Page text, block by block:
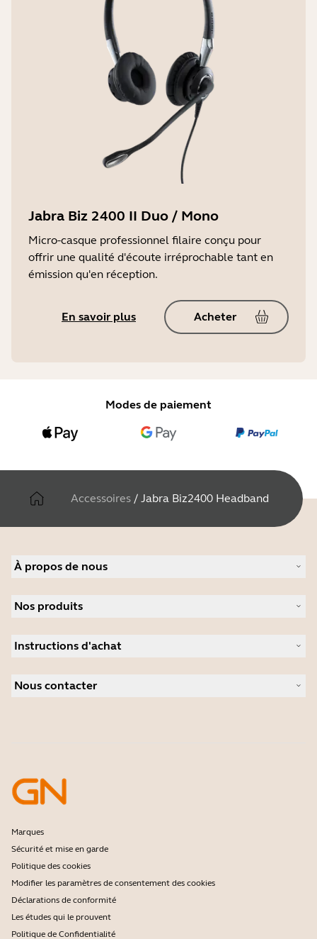
Jabra Biz 2400 II Duo / Mono
Micro-casque professionnel filaire conçu pour
offrir une qualité d'écoute irréprochable tant en
émission qu'en réception.
En savoir plus Acheter
Modes de paiement
Accessoires / Jabra Biz2400 Headband
À propos de nous
Carrières
Actualité et communiqués de presse
Études de cas
Nos produits
Speakerphones
Caméras personnelles
Logiciels
Instructions d'achat
Distributeurs
Nous contacter
Programme Développeurs
Programme Partenaires
Politique de fin de vie de l'entreprise
Marques
Sécurité et mise en garde
Politique des cookies
Modifier les paramètres de consentement des cookies
Déclarations de conformité
Les études qui le prouvent
Politique de Confidentialité